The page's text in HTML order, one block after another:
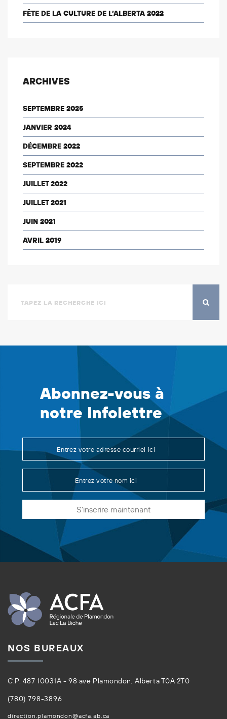
FÊTE DE LA CULTURE DE L’ALBERTA 2022
ARCHIVES
SEPTEMBRE 2025
JANVIER 2024
DÉCEMBRE 2022
SEPTEMBRE 2022
JUILLET 2022
JUILLET 2021
JUIN 2021
AVRIL 2019
Abonnez-vous à
notre Infolettre
S'inscrire maintenant
NOS BUREAUX
C.P. 487 10031A - 98 ave Plamondon, Alberta T0A 2T0
(780) 798-3896
direction.plamondon@acfa.ab.ca